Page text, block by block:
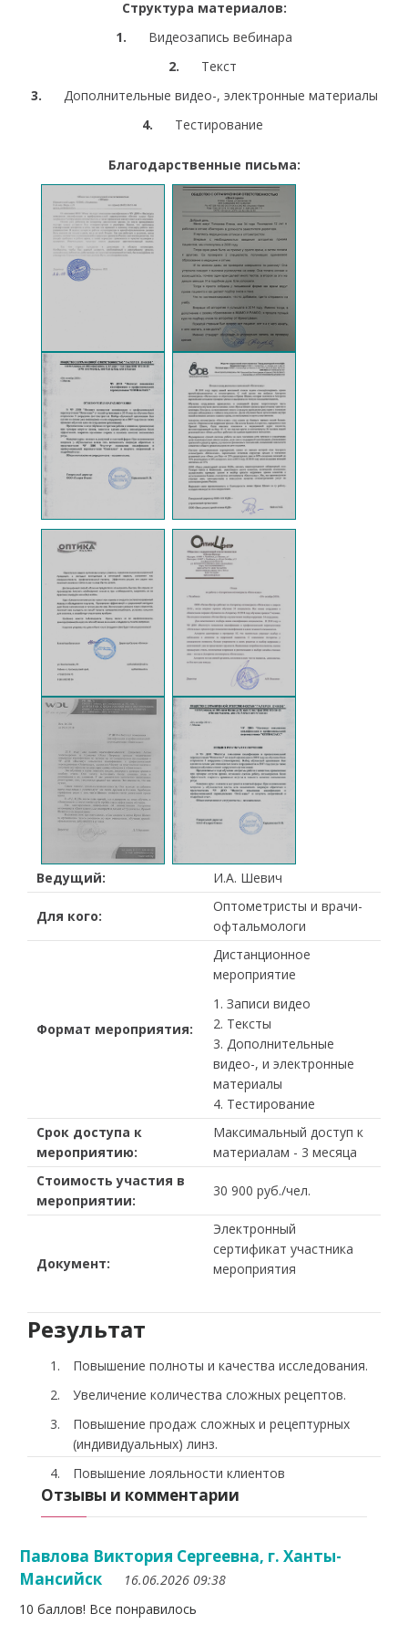
Структура материалов:
1. Видеозапись вебинара
2. Текст
3. Дополнительные видео-, электронные материалы
4. Тестирование
Благодарственные письма:
Ведущий: И.А. Шевич
Для кого:
Оптометристы и врачи-
офтальмологи
Формат мероприятия:
Дистанционное
мероприятие
1. Записи видео
2. Тексты
3. Дополнительные
видео-, и электронные
материалы
4. Тестирование
Срок доступа к
мероприятию:
Максимальный доступ к
материалам - 3 месяца
Стоимость участия в
мероприятии:
30 900 руб./чел.
Документ:
Электронный
сертификат участника
мероприятия
Результат
Повышение полноты и качества исследования.
Увеличение количества сложных рецептов.
Повышение продаж сложных и рецептурных
(индивидуальных) линз.
Повышение лояльности клиентов
Отзывы и комментарии
Павлова Виктория Сергеевна, г. Ханты-
Мансийск
16.06.2026 09:38
10 баллов! Все понравилось